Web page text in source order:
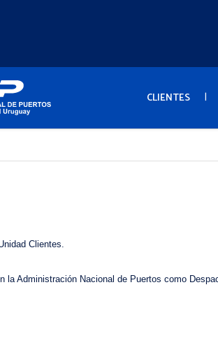
CLIENTES
Clientes.
Administración Nacional de Puertos como